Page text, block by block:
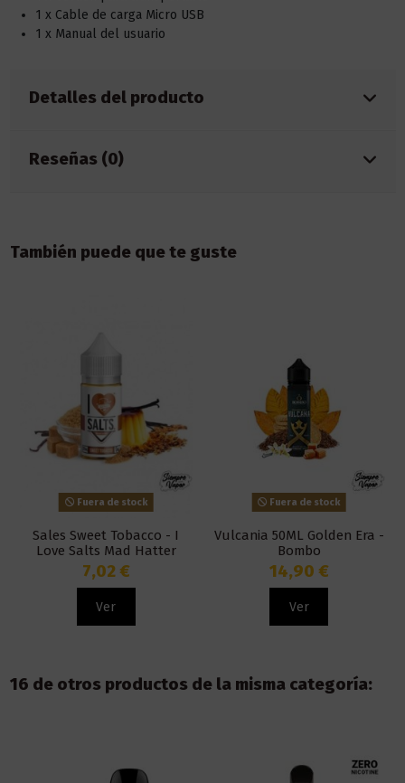
1 x Cable de carga Micro USB
1 x Manual del usuario
Detalles del producto
Reseñas (0)
También puede que te guste
Fuera de stock
Sales Sweet Tobacco - I
Love Salts Mad Hatter
7,02 €
Ver
Fuera de stock
Vulcania 50ML Golden Era -
Bombo
14,90 €
Ver
16 de otros productos de la misma categoría: